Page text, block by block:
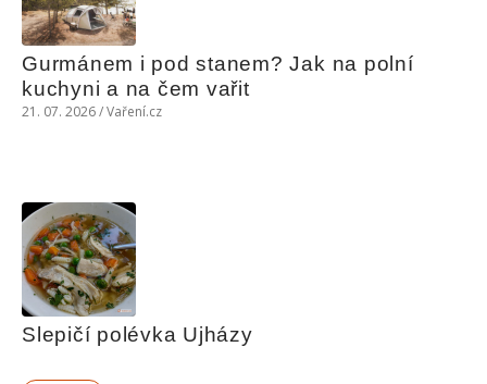
Gurmánem i pod stanem? Jak na polní
kuchyni a na čem vařit
21. 07. 2026 / Vaření.cz
Slepičí polévka Ujházy